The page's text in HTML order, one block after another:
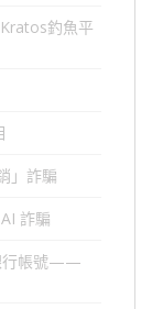
釣魚平
」詐騙
詐騙
行帳號——